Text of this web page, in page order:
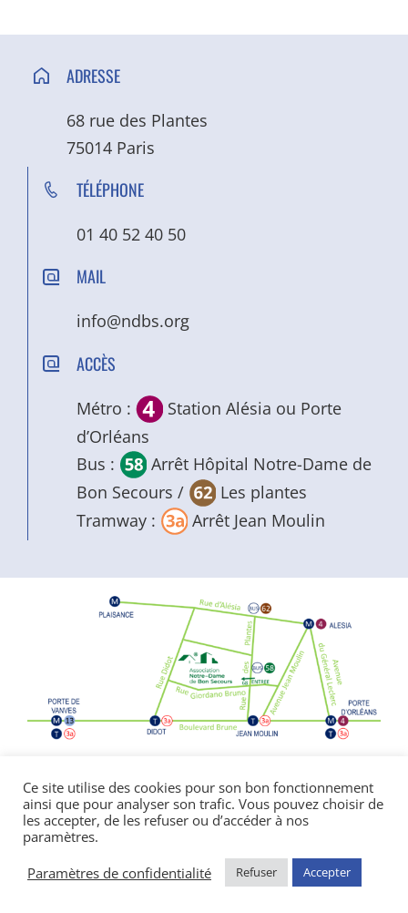
ADRESSE
68 rue des Plantes
75014 Paris
TÉLÉPHONE
01 40 52 40 50
MAIL
info@ndbs.org
ACCÈS
Métro :
Station Alésia ou Porte
d’Orléans
Bus :
Arrêt Hôpital Notre-Dame de
Bon Secours /
Les plantes
Tramway :
Arrêt Jean Moulin
Politique de confidentialité|Mentions
légales
© Copyright Notre Dame de Bon Secours
2026 | réalisé par l’
CDKIT
Ce site utilise des cookies pour son bon fonctionnement
ainsi que pour analyser son trafic. Vous pouvez choisir de
les accepter, de les refuser ou d’accéder à nos
paramètres.
Paramètres de confidentialité
Refuser Accepter